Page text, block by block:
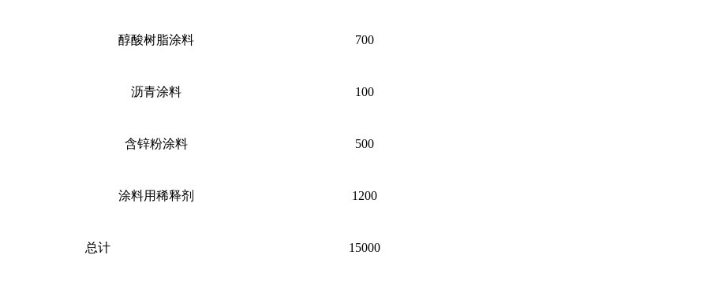
醇酸树脂涂料 700
沥青涂料 100
含锌粉涂料 500
涂料用稀释剂 1200
总计 15000